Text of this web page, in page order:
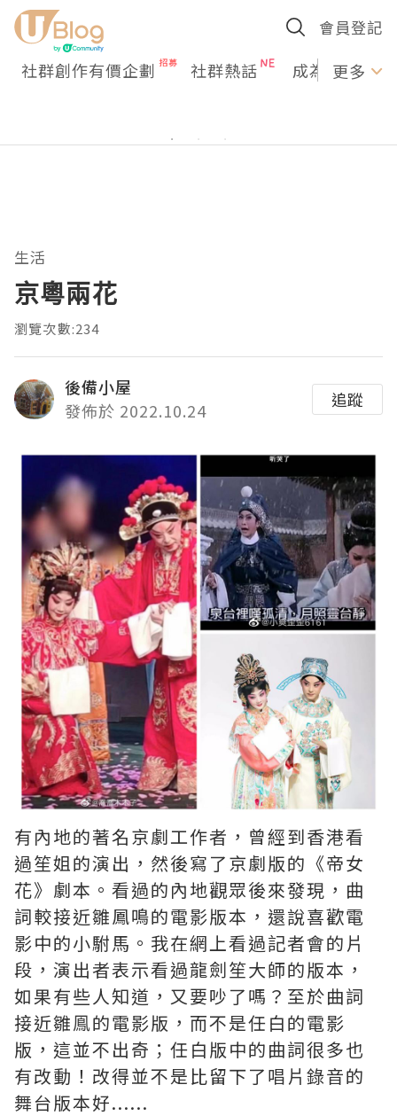
會員登記
社群創作有價企劃 社群熱話 成為U更多
生活
京粵兩花
瀏覽次數:234
後備小屋
發佈於 2022.10.24
追蹤
有內地的著名京劇工作者，曾經到香港看
過笙姐的演出，然後寫了京劇版的《帝女
花》劇本。看過的內地觀眾後來發現，曲
詞較接近雛鳳鳴的電影版本，還說喜歡電
影中的小駙馬。我在網上看過記者會的片
段，演出者表示看過龍劍笙大師的版本，
如果有些人知道，又要吵了嗎？至於曲詞
接近雛鳯的電影版，而不是任白的電影
版，這並不出奇；任白版中的曲詞很多也
有改動！改得並不是比留下了唱片錄音的
舞台版本好......